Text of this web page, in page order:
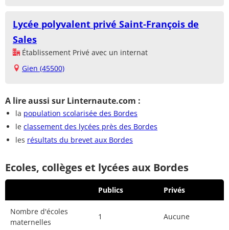
Lycée polyvalent privé Saint-François de
Sales
Établissement Privé avec un internat
Gien (45500)
A lire aussi sur Linternaute.com :
la population scolarisée des Bordes
le classement des lycées près des Bordes
les résultats du brevet aux Bordes
Ecoles, collèges et lycées aux Bordes
Publics Privés
Nombre d'écoles
maternelles
1 Aucune